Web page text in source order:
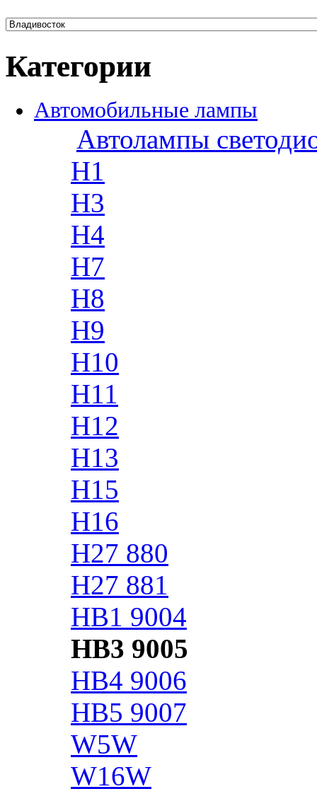
Категории
Автомобильные лампы
Автолампы
H1
H3
H4
H7
H8
H9
H10
H11
H12
H13
H15
H16
H27 880
H27 881
HB1 9004
HB3 9005
HB4 9006
HB5 9007
W5W
W16W